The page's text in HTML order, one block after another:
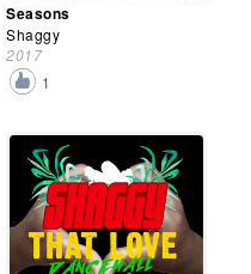
Seasons
Shaggy
2017
1